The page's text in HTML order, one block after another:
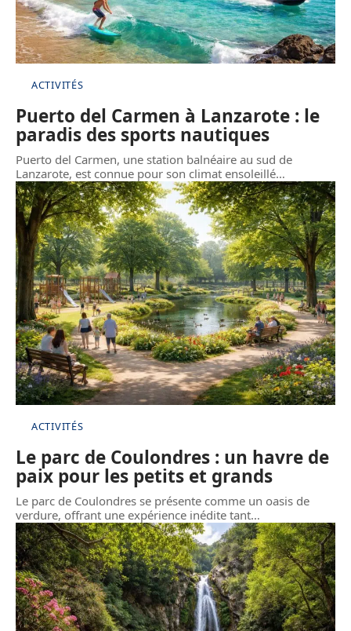
ACTIVITÉS
Puerto del Carmen à Lanzarote : le
paradis des sports nautiques
Puerto del Carmen, une station balnéaire au sud de
Lanzarote, est connue pour son climat ensoleillé…
ACTIVITÉS
Le parc de Coulondres : un havre de
paix pour les petits et grands
Le parc de Coulondres se présente comme un oasis de
verdure, offrant une expérience inédite tant…